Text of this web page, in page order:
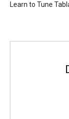
Learn to Tune